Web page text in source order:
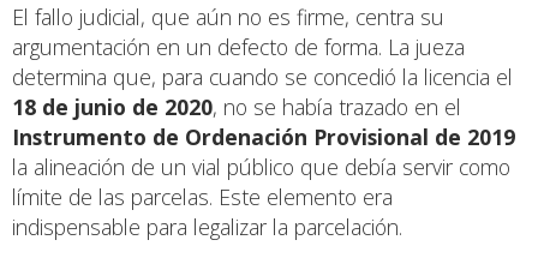
El fallo judicial, que aún no es firme, centra su
argumentación en un defecto de forma. La jueza
determina que, para cuando se concedió la licencia el
18 de junio de 2020, no se había trazado en el
Instrumento de Ordenación Provisional de 2019
la alineación de un vial público que debía servir como
límite de las parcelas. Este elemento era
indispensable para legalizar la parcelación.